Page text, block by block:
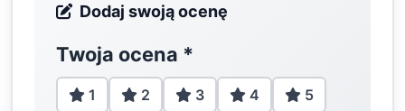
Dodaj swoją ocenę
Twoja ocena *
1 2 3 4 5